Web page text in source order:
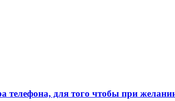
для того чтобы при желании